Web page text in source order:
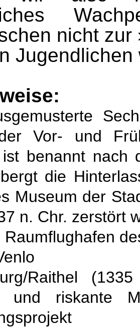
nicht
Vor- und
benannt nach
die
Museum der
n. Chr. zerstört
Raumflughafen
Raithel
und riskante